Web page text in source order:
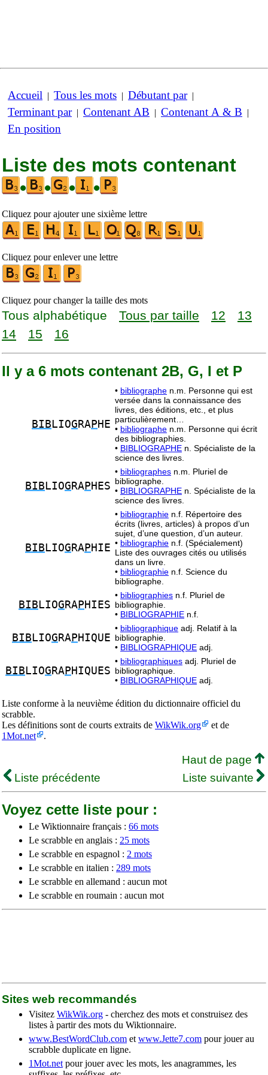
Accueil | Tous les mots | Débutant par|
Terminant par| Contenant AB | Contenant A & B |
En position
Liste des mots contenant
•
• • •
Cliquez pour ajouter une sixième lettre
Cliquez pour enlever une lettre
Cliquez pour changer la taille des mots
Tous alphabétique Tous par taille 12
13
14
15 16
Il y a 6 mots contenant 2B, G, I et P
BIB LIOG RAP HE
• bibliographe n.m. Personne qui est
versée dans la connaissance des
livres, des éditions, etc., et plus
particulièrement…
• bibliographe n.m. Personne qui écrit
des bibliographies.
• BIBLIOGRAPHE n. Spécialiste de la
science des livres.
BIB LIOG RAP HES
• bibliographes n.m. Pluriel de
bibliographe.
• BIBLIOGRAPHE n. Spécialiste de la
science des livres.
BIB LIOG RAP HIE
• bibliographie n.f. Répertoire des
écrits (livres, articles) à propos d’un
sujet, d’une question, d’un auteur.
• bibliographie n.f. (Spécialement)
Liste des ouvrages cités ou utilisés
dans un livre.
• bibliographie n.f. Science du
bibliographe.
BIB LIOG RAP HIES
• bibliographies n.f. Pluriel de
bibliographie.
• BIBLIOGRAPHIE n.f.
BIB LIOG RAP HIQUE
• bibliographique adj. Relatif à la
bibliographie.
• BIBLIOGRAPHIQUE adj.
BIB LIOG RAP HIQUES
• bibliographiques adj. Pluriel de
bibliographique.
• BIBLIOGRAPHIQUE adj.
Liste conforme à la neuvième édition du dictionnaire officiel du
scrabble.
Les définitions sont de courts extraits de WikWik.org
et de
1Mot.net
.
Haut de page
Liste précédente
Liste suivante
Voyez cette liste pour :
Le Wiktionnaire français : 66 mots
Le scrabble en anglais : 25 mots
Le scrabble en espagnol : 2 mots
Le scrabble en italien : 289 mots
Le scrabble en allemand : aucun mot
Le scrabble en roumain : aucun mot
Sites web recommandés
Visitez WikWik.org - cherchez des mots et construisez des
listes à partir des mots du Wiktionnaire.
www.BestWordClub.com et www.Jette7.com pour jouer au
scrabble duplicate en ligne.
1Mot.net pour jouer avec les mots, les anagrammes, les